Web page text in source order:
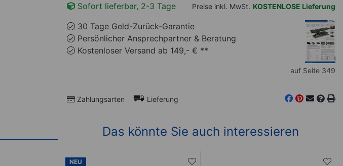
Sofort lieferbar, 2-3 Tage Preise inkl. MwSt. KOSTENLOSE Lieferung
30 Tage Geld-Zurück-Garantie
Persönlicher Ansprechpartner & Beratung
Kostenloser Versand ab 149,- € **
auf Seite 349
Zahlungsarten Lieferung
Das könnte Sie auch interessieren
NEU